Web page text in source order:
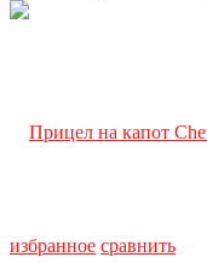
избранное сравнить